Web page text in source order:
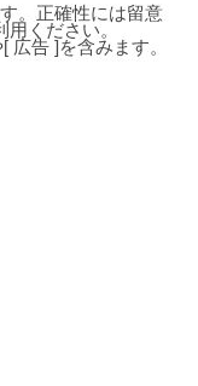
。正確性には留意
ください。
広告 ]を含みます。